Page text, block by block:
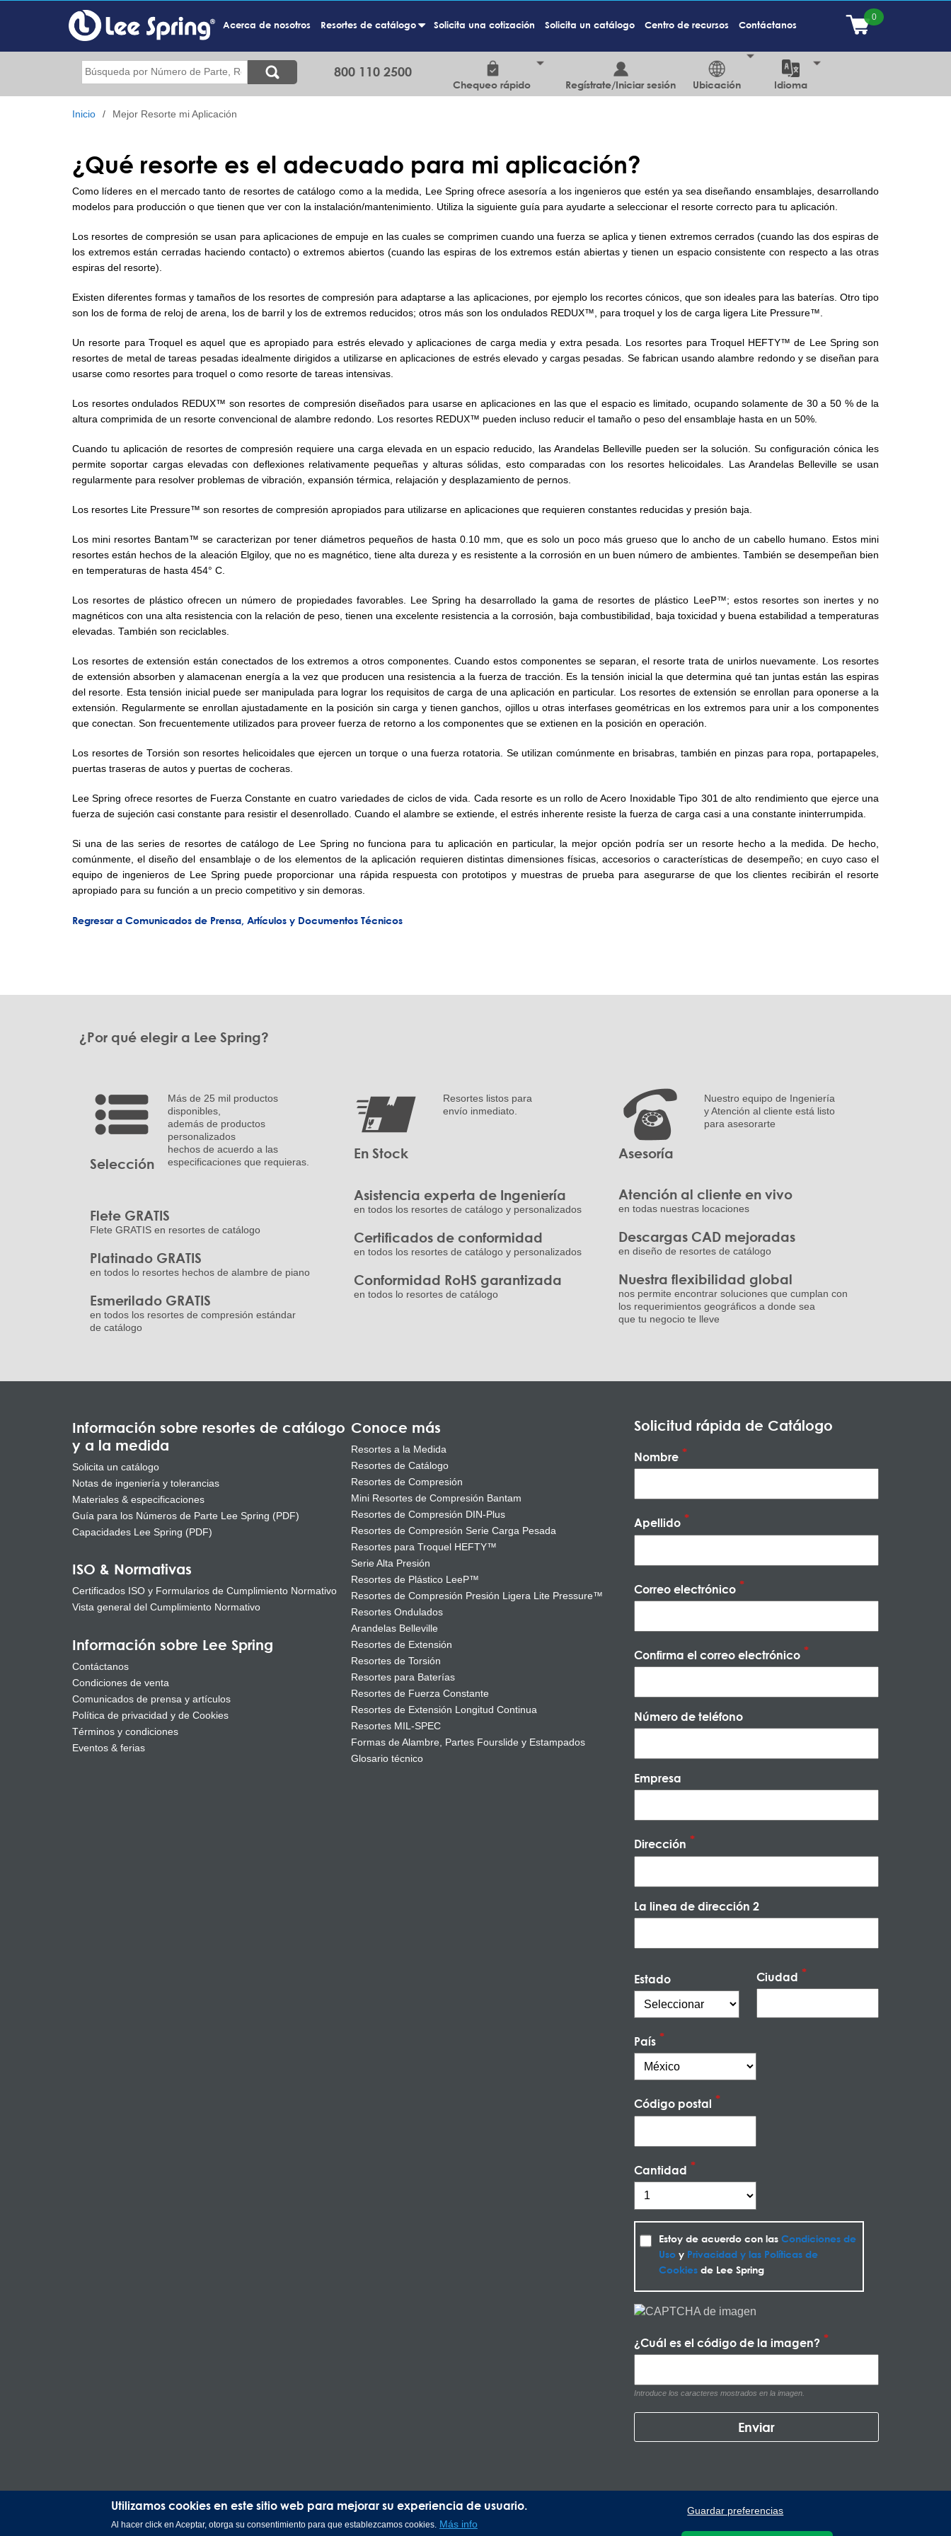
Utilizamos cookies en este sitio web para mejorar su experiencia de usuario.
Al hacer click en Aceptar, otorga su consentimiento para que establezcamos cookies. Más info
Guardar preferencias
principal
Acerca de nosotros Resortes de catálogo Solicita una cotización Solicita un catálogo Centro de recursos Contáctanos
Buscar 800 110 2500
Chequeo rápido Regístrate/Iniciar sesión Ubicación Idioma
Inicio Mejor Resorte mi Aplicación
¿Qué resorte es el adecuado para mi aplicación?
Como líderes en el mercado tanto de resortes de catálogo como a la medida, Lee Spring ofrece asesoría a los ingenieros que estén ya sea diseñando ensamblajes, desarrollando
modelos para producción o que tienen que ver con la instalación/mantenimiento. Utiliza la siguiente guía para ayudarte a seleccionar el resorte correcto para tu aplicación.
Los resortes de compresión se usan para aplicaciones de empuje en las cuales se comprimen cuando una fuerza se aplica y tienen extremos cerrados (cuando las dos espiras de
los extremos están cerradas haciendo contacto) o extremos abiertos (cuando las espiras de los extremos están abiertas y tienen un espacio consistente con respecto a las otras
espiras del resorte).
Existen diferentes formas y tamaños de los resortes de compresión para adaptarse a las aplicaciones, por ejemplo los recortes cónicos, que son ideales para las baterías. Otro tipo
son los de forma de reloj de arena, los de barril y los de extremos reducidos; otros más son los ondulados REDUX™, para troquel y los de carga ligera Lite Pressure™.
Un resorte para Troquel es aquel que es apropiado para estrés elevado y aplicaciones de carga media y extra pesada. Los resortes para Troquel HEFTY™ de Lee Spring son
resortes de metal de tareas pesadas idealmente dirigidos a utilizarse en aplicaciones de estrés elevado y cargas pesadas. Se fabrican usando alambre redondo y se diseñan para
usarse como resortes para troquel o como resorte de tareas intensivas.
Los resortes ondulados REDUX™ son resortes de compresión diseñados para usarse en aplicaciones en las que el espacio es limitado, ocupando solamente de 30 a 50 % de la
altura comprimida de un resorte convencional de alambre redondo. Los resortes REDUX™ pueden incluso reducir el tamaño o peso del ensamblaje hasta en un 50%.
Cuando tu aplicación de resortes de compresión requiere una carga elevada en un espacio reducido, las Arandelas Belleville pueden ser la solución. Su configuración cónica les
permite soportar cargas elevadas con deflexiones relativamente pequeñas y alturas sólidas, esto comparadas con los resortes helicoidales. Las Arandelas Belleville se usan
regularmente para resolver problemas de vibración, expansión térmica, relajación y desplazamiento de pernos.
Los resortes Lite Pressure™ son resortes de compresión apropiados para utilizarse en aplicaciones que requieren constantes reducidas y presión baja.
Los mini resortes Bantam™ se caracterizan por tener diámetros pequeños de hasta 0.10 mm, que es solo un poco más grueso que lo ancho de un cabello humano. Estos mini
resortes están hechos de la aleación Elgiloy, que no es magnético, tiene alta dureza y es resistente a la corrosión en un buen número de ambientes. También se desempeñan bien
en temperaturas de hasta 454° C.
Los resortes de plástico ofrecen un número de propiedades favorables. Lee Spring ha desarrollado la gama de resortes de plástico LeeP™; estos resortes son inertes y no
magnéticos con una alta resistencia con la relación de peso, tienen una excelente resistencia a la corrosión, baja combustibilidad, baja toxicidad y buena estabilidad a temperaturas
elevadas. También son reciclables.
Los resortes de extensión están conectados de los extremos a otros componentes. Cuando estos componentes se separan, el resorte trata de unirlos nuevamente. Los resortes
de extensión absorben y alamacenan energía a la vez que producen una resistencia a la fuerza de tracción. Es la tensión inicial la que determina qué tan juntas están las espiras
del resorte. Esta tensión inicial puede ser manipulada para lograr los requisitos de carga de una aplicación en particular. Los resortes de extensión se enrollan para oponerse a la
extensión. Regularmente se enrollan ajustadamente en la posición sin carga y tienen ganchos, ojillos u otras interfases geométricas en los extremos para unir a los componentes
que conectan. Son frecuentemente utilizados para proveer fuerza de retorno a los componentes que se extienen en la posición en operación.
Los resortes de Torsión son resortes helicoidales que ejercen un torque o una fuerza rotatoria. Se utilizan comúnmente en brisabras, también en pinzas para ropa, portapapeles,
puertas traseras de autos y puertas de cocheras.
Lee Spring ofrece resortes de Fuerza Constante en cuatro variedades de ciclos de vida. Cada resorte es un rollo de Acero Inoxidable Tipo 301 de alto rendimiento que ejerce una
fuerza de sujeción casi constante para resistir el desenrollado. Cuando el alambre se extiende, el estrés inherente resiste la fuerza de carga casi a una constante ininterrumpida.
Si una de las series de resortes de catálogo de Lee Spring no funciona para tu aplicación en particular, la mejor opción podría ser un resorte hecho a la medida. De hecho,
comúnmente, el diseño del ensamblaje o de los elementos de la aplicación requieren distintas dimensiones físicas, accesorios o características de desempeño; en cuyo caso el
equipo de ingenieros de Lee Spring puede proporcionar una rápida respuesta con prototipos y muestras de prueba para asegurarse de que los clientes recibirán el resorte
apropiado para su función a un precio competitivo y sin demoras.
Regresar a Comunicados de Prensa, Artículos y Documentos Técnicos
¿Por qué elegir a Lee Spring?
Selección
Más de 25 mil productos
disponibles,
además de productos
personalizados
hechos de acuerdo a las
especificaciones que requieras.
Flete GRATIS
Flete GRATIS en resortes de catálogo
Platinado GRATIS
en todos lo resortes hechos de alambre de piano
Esmerilado GRATIS
en todos los resortes de compresión estándar
de catálogo
En Stock
Resortes listos para
envío inmediato.
Asistencia experta de Ingeniería
en todos los resortes de catálogo y personalizados
Certificados de conformidad
en todos los resortes de catálogo y personalizados
Conformidad RoHS garantizada
en todos lo resortes de catálogo
Asesoría
Nuestro equipo de Ingeniería
y Atención al cliente está listo
para asesorarte
Atención al cliente en vivo
en todas nuestras locaciones
Descargas CAD mejoradas
en diseño de resortes de catálogo
Nuestra flexibilidad global
nos permite encontrar soluciones que cumplan con
los requerimientos geográficos a donde sea
que tu negocio te lleve
Información sobre resortes de catálogo
y a la medida
Solicita un catálogo
Notas de ingeniería y tolerancias
Materiales & especificaciones
Guía para los Números de Parte Lee Spring (PDF)
Capacidades Lee Spring (PDF)
Conoce más
Resortes a la Medida
Resortes de Catálogo
Resortes de Compresión
Mini Resortes de Compresión Bantam
Resortes de Compresión DIN-Plus
Resortes de Compresión Serie Carga Pesada
Resortes para Troquel HEFTY™
Serie Alta Presión
Resortes de Plástico LeeP™
Resortes de Compresión Presión Ligera Lite Pressure™
Resortes Ondulados
Arandelas Belleville
Resortes de Extensión
Resortes de Torsión
Resortes para Baterías
Resortes de Fuerza Constante
Resortes de Extensión Longitud Continua
Resortes MIL-SPEC
Formas de Alambre, Partes Fourslide y Estampados
Glosario técnico
ISO & Normativas
Certificados ISO y Formularios de Cumplimiento Normativo
Vista general del Cumplimiento Normativo
Información sobre Lee Spring
Contáctanos
Condiciones de venta
Comunicados de prensa y artículos
Política de privacidad y de Cookies
Términos y condiciones
Eventos & ferias
Solicitud rápida de Catálogo
Nombre
Apellido
Correo electrónico
Confirma el correo electrónico
Número de teléfono
Empresa
Dirección
La linea de dirección 2
Estado Ciudad
País
Código postal
Cantidad
Estoy de acuerdo con lasCondiciones de
Uso y Privacidad y las Políticas de
Cookies de Lee Spring
¿Cuál es el código de la imagen?
Introduce los caracteres mostrados en la imagen.